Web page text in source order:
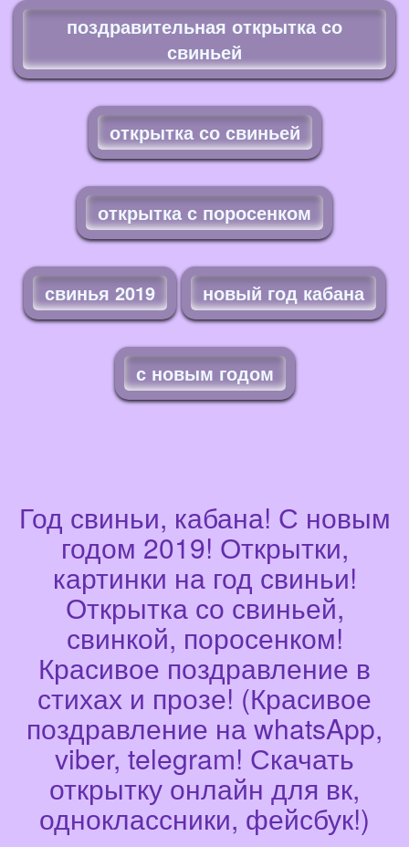
поздравительная открытка со
свиньей
открытка со свиньей
открытка с поросенком
свинья 2019 новый год кабана
с новым годом
Год свиньи, кабана! С новым
годом 2019! Открытки,
картинки на год свиньи!
Открытка со свиньей,
свинкой, поросенком!
Красивое поздравление в
стихах и прозе! (Красивое
поздравление на whatsApp,
viber, telegram! Скачать
открытку онлайн для вк,
одноклассники, фейсбук!)